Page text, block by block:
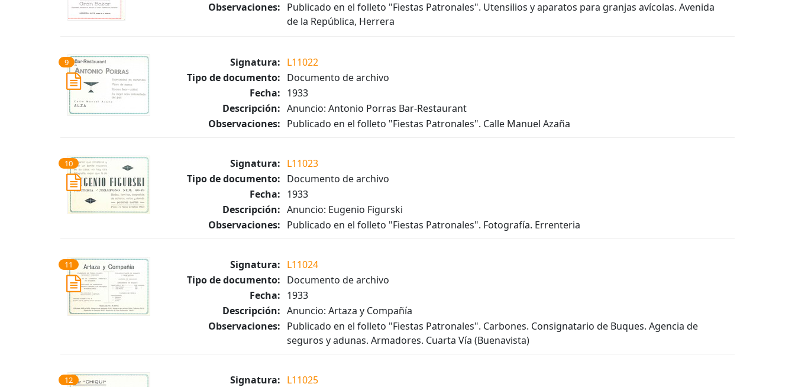
Observaciones: Publicado en el folleto "Fiestas Patronales". Utensilios y aparatos para granjas avícolas. Avenida
de la República, Herrera
9 Signatura: L11022
Tipo de documento: Documento de archivo
Fecha: 1933
Descripción: Anuncio: Antonio Porras Bar-Restaurant
Observaciones: Publicado en el folleto "Fiestas Patronales". Calle Manuel Azaña
10 Signatura: L11023
Tipo de documento: Documento de archivo
Fecha: 1933
Descripción: Anuncio: Eugenio Figurski
Observaciones: Publicado en el folleto "Fiestas Patronales". Fotografía. Errenteria
11 Signatura: L11024
Tipo de documento: Documento de archivo
Fecha: 1933
Descripción: Anuncio: Artaza y Compañía
Observaciones: Publicado en el folleto "Fiestas Patronales". Carbones. Consignatario de Buques. Agencia de
seguros y adunas. Armadores. Cuarta Vía (Buenavista)
12 Signatura: L11025